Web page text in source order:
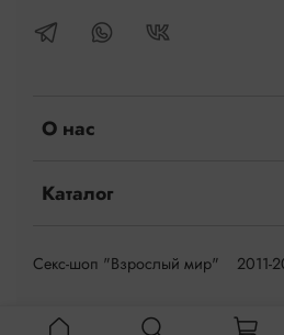
О нас
Каталог
Секс-шоп "Взрослый мир" 2011-